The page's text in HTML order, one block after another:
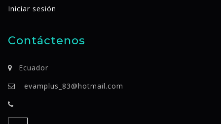
Iniciar sesión
Contáctenos
Ecuador
evamplus_83@hotmail.com